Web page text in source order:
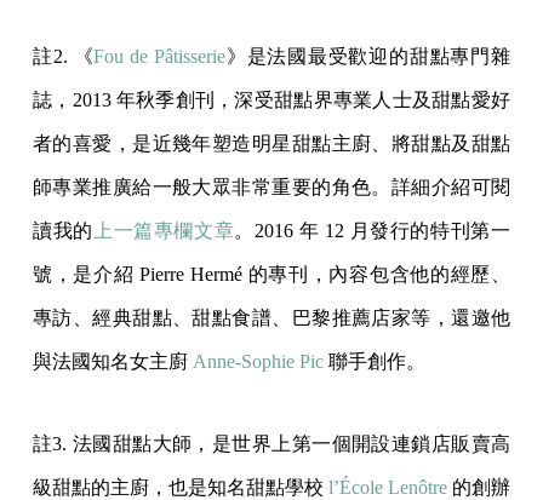
註2. 《Fou de Pâtisserie》是法國最受歡迎的甜點專門雜
誌，2013 年秋季創刊，深受甜點界專業人士及甜點愛好
者的喜愛，是近幾年塑造明星甜點主廚、將甜點及甜點
師專業推廣給一般大眾非常重要的角色。詳細介紹可閱
讀我的 上一篇專欄文章。2016 年 12 月發行的特刊第一
號，是介紹 Pierre Hermé 的專刊，內容包含他的經歷、
專訪、經典甜點、甜點食譜、巴黎推薦店家等，還邀他
與法國知名女主廚 Anne-Sophie Pic 聯手創作。
註3. 法國甜點大師，是世界上第一個開設連鎖店販賣高
級甜點的主廚，也是知名甜點學校 l’École Lenôtre 的創辦